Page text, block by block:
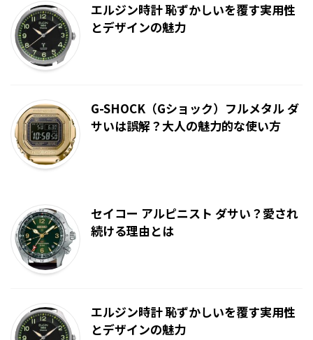
エルジン時計 恥ずかしいを覆す実用性
とデザインの魅力
G-SHOCK（Gショック）フルメタル ダ
サいは誤解？大人の魅力的な使い方
セイコー アルピニスト ダサい？愛され
続ける理由とは
エルジン時計 恥ずかしいを覆す実用性
とデザインの魅力